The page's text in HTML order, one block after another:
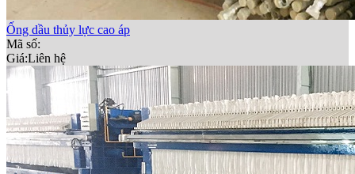
Ống dầu thủy lực cao áp
Mã số:
Giá:Liên hệ